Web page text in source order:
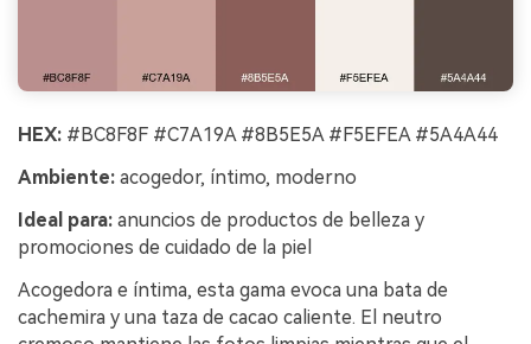
HEX: #BC8F8F #C7A19A #8B5E5A #F5EFEA #5A4A44
Ambiente: acogedor, íntimo, moderno
Ideal para: anuncios de productos de belleza y
promociones de cuidado de la piel
Acogedora e íntima, esta gama evoca una bata de
cachemira y una taza de cacao caliente. El neutro